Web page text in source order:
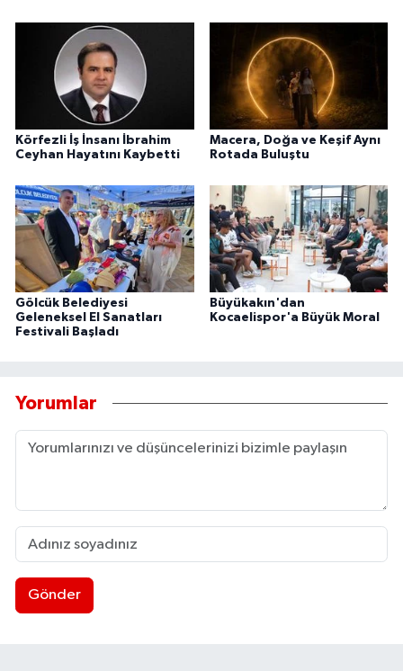
Körfezli İş İnsanı İbrahim
Ceyhan Hayatını Kaybetti
Macera, Doğa ve Keşif Aynı
Rotada Buluştu
Gölcük Belediyesi
Geleneksel El Sanatları
Festivali Başladı
Büyükakın'dan
Kocaelispor'a Büyük Moral
Yorumlar
Gönder